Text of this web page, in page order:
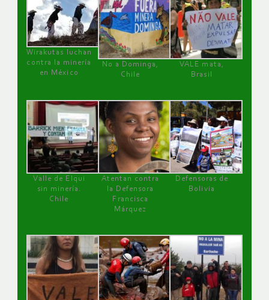
Wirakutas luchan
contra la minería
en México
No a Dominga,
Chile
VALE mata,
Brasil
Valle de Elqui
sin minería.
Chile
Atentan contra
la Defensora
Francisca
Márquez
Defensoras de
Bolivia